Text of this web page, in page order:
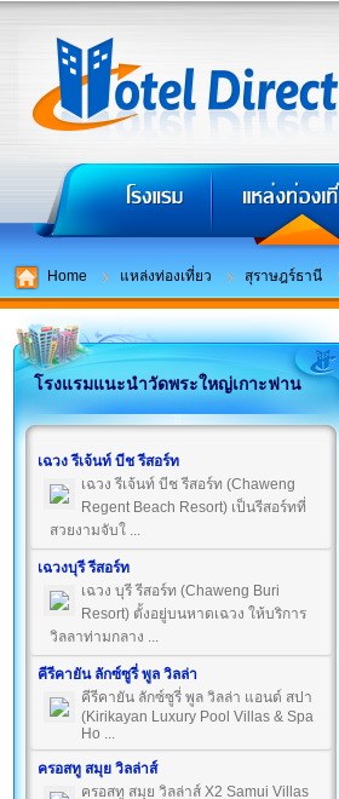
Home แหล่งท่องเที่ยว สุราษฎร์ธานี
โรงแรมแนะนำวัดพระใหญ่เกาะฟาน
เฉวง รีเจ้นท์ บีช รีสอร์ท
เฉวง รีเจ้นท์ บีช รีสอร์ท (Chaweng
Regent Beach Resort) เป็นรีสอร์ทที่
สวยงามจับใ ...
เฉวงบุรี รีสอร์ท
เฉวง บุรี รีสอร์ท (Chaweng Buri
Resort) ตั้งอยู่บนหาดเฉวง ให้บริการ
วิลลาท่ามกลาง ...
คีรีคายัน ลักซ์ซูรี่ พูล วิลล่า
คีรีคายัน ลักซ์ซูรี่ พูล วิลล่า แอนด์ สปา
(Kirikayan Luxury Pool Villas & Spa
Ho ...
ครอสทู สมุย วิลล่าส์
ครอสทู สมุย วิลล่าส์ X2 Samui Villas